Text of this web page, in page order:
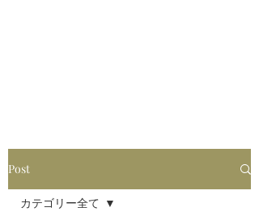
Post
カテゴリー全て